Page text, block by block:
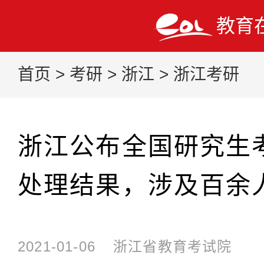
教育
首页 > 考研 > 浙江 > 浙江考研
浙江公布全国研究生
处理结果，涉及百余
2021-01-06 浙江省教育考试院